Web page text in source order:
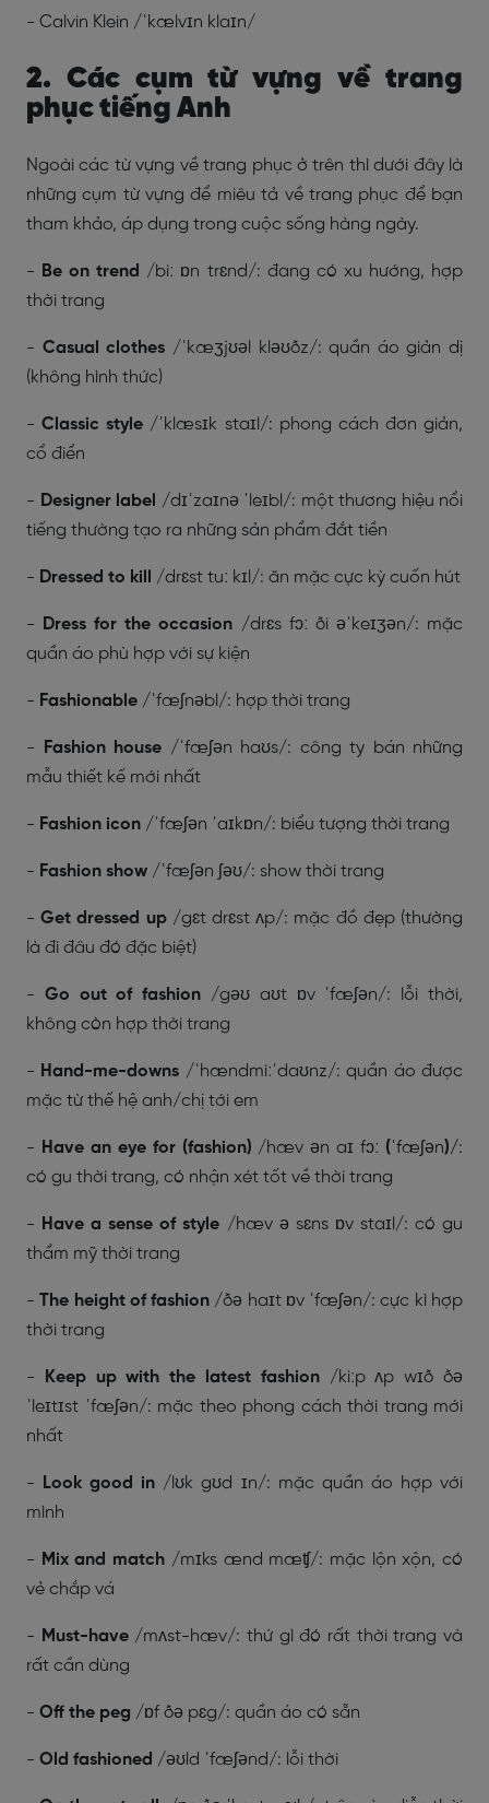
- Calvin Klein /ˈkælvɪn klaɪn/
2. Các cụm từ vựng về trang
phục tiếng Anh
Ngoài các từ vựng về trang phục ở trên thì dưới đây là
những cụm từ vựng để miêu tả về trang phục để bạn
tham khảo, áp dụng trong cuộc sống hàng ngày.
- Be on trend /biː ɒn trɛnd/: đang có xu hướng, hợp
thời trang
- Casual clothes /ˈkæʒjʊəl kləʊðz/: quần áo giản dị
(không hình thức)
-Classic style /ˈklæsɪk staɪl/: phong cách đơn giản,
cổ điển
- Designer label /dɪˈzaɪnə ˈleɪbl/: một thương hiệu nổi
tiếng thường tạo ra những sản phẩm đắt tiền
- Dressed to kill /drɛst tuː kɪl/: ăn mặc cực kỳ cuốn hút
- Dress for the occasion /drɛs fɔː ði əˈkeɪʒən/: mặc
quần áo phù hợp với sự kiện
- Fashionable /ˈfæʃnəbl/: hợp thời trang
- Fashion house /ˈfæʃən haʊs/: công ty bán những
mẫu thiết kế mới nhất
- Fashion icon /ˈfæʃən ˈaɪkɒn/: biểu tượng thời trang
- Fashion show /ˈfæʃən ʃəʊ/: show thời trang
-Get dressed up/gɛt drɛst ʌp/: mặc đồ đẹp (thường
là đi đâu đó đặc biệt)
- Go out of fashion /gəʊ aʊt ɒv ˈfæʃən/: lỗi thời,
không còn hợp thời trang
- Hand-me-downs /ˈhændmiːˈdaʊnz/: quần áo được
mặc từ thế hệ anh/chị tới em
- Have an eye for (fashion) /hæv ən aɪ fɔː (ˈfæʃən)/:
có gu thời trang, có nhận xét tốt về thời trang
- Have a sense of style /hæv ə sɛns ɒv staɪl/: có gu
thẩm mỹ thời trang
- The height of fashion /ðə haɪt ɒv ˈfæʃən/: cực kì hợp
thời trang
- Keep up with the latest fashion/kiːp ʌp wɪð ðə
ˈleɪtɪst ˈfæʃən/: mặc theo phong cách thời trang mới
nhất
- Look good in / lʊk gʊd ɪn/: mặc quần áo hợp với
mình
- Mix and match /mɪks ænd mæʧ/: mặc lộn xộn, có
vẻ chắp vá
- Must-have/mʌst-hæv/: thứ gì đó rất thời trang và
rất cần dùng
- Off the peg /ɒf ðə pɛg/: quần áo có sẵn
- Old fashioned /əʊld ˈfæʃənd/: lỗi thời